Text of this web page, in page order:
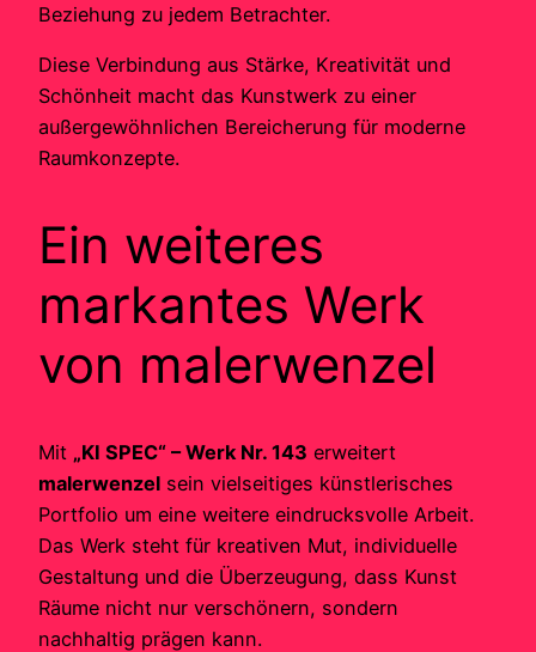
Beziehung zu jedem Betrachter.
Diese Verbindung aus Stärke, Kreativität und
Schönheit macht das Kunstwerk zu einer
außergewöhnlichen Bereicherung für moderne
Raumkonzepte.
Ein weiteres
markantes Werk
von malerwenzel
Mit „KI SPEC“ – Werk Nr. 143 erweitert
malerwenzel sein vielseitiges künstlerisches
Portfolio um eine weitere eindrucksvolle Arbeit.
Das Werk steht für kreativen Mut, individuelle
Gestaltung und die Überzeugung, dass Kunst
Räume nicht nur verschönern, sondern
nachhaltig prägen kann.